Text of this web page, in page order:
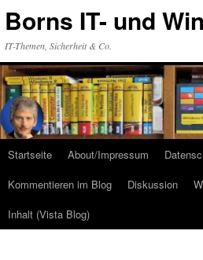
Inhalt
Borns IT- und
IT-Themen, Sicherheit & Co.
Startseite About/Impressum
Kommentieren im Blog
Diskussion
Inhalt (Vista Blog)